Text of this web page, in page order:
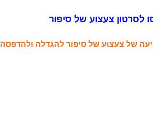
לסרטון צעצוע של סיפור
של צעצוע של סיפור להגדלה ולהדפסה